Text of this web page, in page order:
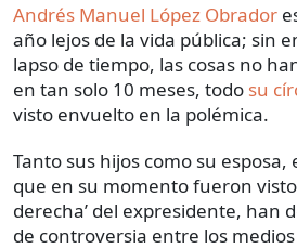
Andrés Manuel López Obrador
año lejos de la vida pública; sin
lapso de tiempo, las cosas no
en tan solo 10 meses, todo su
visto envuelto en la polémica.
Tanto sus hijos como su
que en su momento fueron
derecha’ del expresidente, han
de controversia entre los